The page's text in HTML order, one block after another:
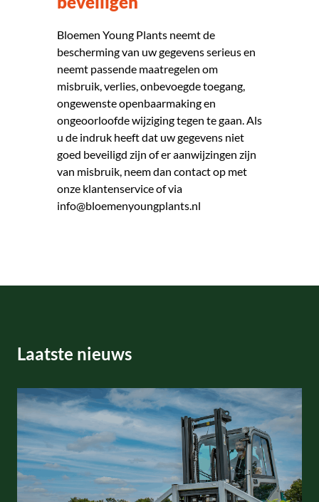
Bloemen Young Plants neemt de
bescherming van uw gegevens serieus en
neemt passende maatregelen om
misbruik, verlies, onbevoegde toegang,
ongewenste openbaarmaking en
ongeoorloofde wijziging tegen te gaan. Als
u de indruk heeft dat uw gegevens niet
goed beveiligd zijn of er aanwijzingen zijn
van misbruik, neem dan contact op met
onze klantenservice of via
info@bloemenyoungplants.nl
Laatste nieuws